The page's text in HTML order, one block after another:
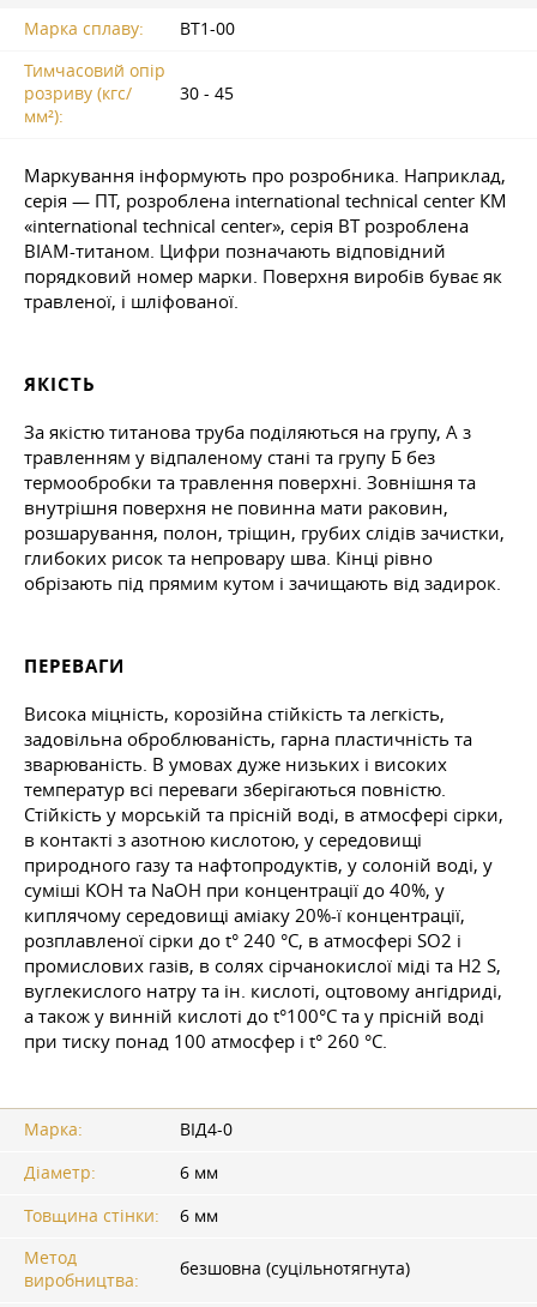
Марка сплаву:
ВТ1-00
Тимчасовий опір
розриву (кгс/
мм²):
30 - 45
Маркування інформують про розробника. Наприклад,
серія — ПТ, розроблена international technical center КМ
«international technical center», серія ВТ розроблена
ВІАМ-титаном. Цифри позначають відповідний
порядковий номер марки. Поверхня виробів буває як
травленої, і шліфованої.
ЯКІСТЬ
За якістю титанова труба поділяються на групу, А з
травленням у відпаленому стані та групу Б без
термообробки та травлення поверхні. Зовнішня та
внутрішня поверхня не повинна мати раковин,
розшарування, полон, тріщин, грубих слідів зачистки,
глибоких рисок та непровару шва. Кінці рівно
обрізають під прямим кутом і зачищають від задирок.
ПЕРЕВАГИ
Висока міцність, корозійна стійкість та легкість,
задовільна оброблюваність, гарна пластичність та
зварюваність. В умовах дуже низьких і високих
температур всі переваги зберігаються повністю.
Стійкість у морській та прісній воді, в атмосфері сірки,
в контакті з азотною кислотою, у середовищі
природного газу та нафтопродуктів, у солоній воді, у
суміші KOH та NaOH при концентрації до 40%, у
киплячому середовищі аміаку 20%-ї концентрації,
розплавленої сірки до t° 240 °C, в атмосфері SО2 і
промислових газів, в солях сірчанокислої міді та H2 S,
вуглекислого натру та ін. кислоті, оцтовому ангідриді,
а також у винній кислоті до t°100°С та у прісній воді
при тиску понад 100 атмосфер і t° 260 °C.
Марка:
ВІД4-0
Діаметр:
6 мм
Товщина стінки:
6 мм
Метод
виробництва:
безшовна (суцільнотягнута)